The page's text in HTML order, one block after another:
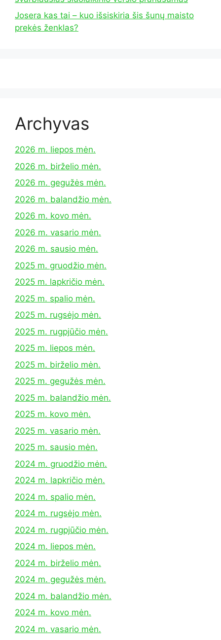
Josera kas tai – kuo išsiskiria šis šunų maisto
prekės ženklas?
Archyvas
2026 m. liepos mėn.
2026 m. birželio mėn.
2026 m. gegužės mėn.
2026 m. balandžio mėn.
2026 m. kovo mėn.
2026 m. vasario mėn.
2026 m. sausio mėn.
2025 m. gruodžio mėn.
2025 m. lapkričio mėn.
2025 m. spalio mėn.
2025 m. rugsėjo mėn.
2025 m. rugpjūčio mėn.
2025 m. liepos mėn.
2025 m. birželio mėn.
2025 m. gegužės mėn.
2025 m. balandžio mėn.
2025 m. kovo mėn.
2025 m. vasario mėn.
2025 m. sausio mėn.
2024 m. gruodžio mėn.
2024 m. lapkričio mėn.
2024 m. spalio mėn.
2024 m. rugsėjo mėn.
2024 m. rugpjūčio mėn.
2024 m. liepos mėn.
2024 m. birželio mėn.
2024 m. gegužės mėn.
2024 m. balandžio mėn.
2024 m. kovo mėn.
2024 m. vasario mėn.